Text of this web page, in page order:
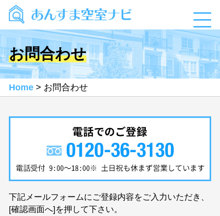
お問合わせ
Home> お問合わせ
下記メールフォームにご登録内容をご入力いただき、
[確認画面へ]を押して下さい。